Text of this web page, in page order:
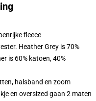
fleece
Heather Grey is 70%
is 60% katoen, 40%
halsband en zoom
en oversized gaan 2 maten